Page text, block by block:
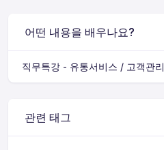
어떤 내용을 배우나요?
직무특강 - 유통서비스 / 고객관리
관련 태그